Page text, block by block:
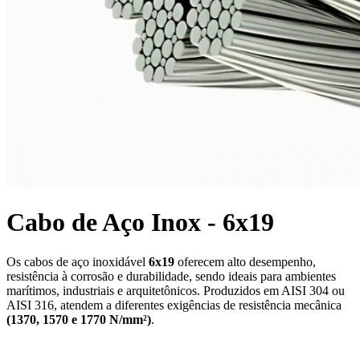
Cabo de Aço Inox - 6x19
Os cabos de aço inoxidável 6x19 oferecem alto desempenho,
resistência à corrosão e durabilidade, sendo ideais para ambientes
marítimos, industriais e arquitetônicos. Produzidos em AISI 304 ou
AISI 316, atendem a diferentes exigências de resistência mecânica
(1370, 1570 e 1770 N/mm²).